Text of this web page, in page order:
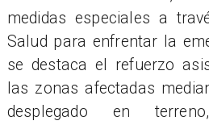
medidas especiales a
Salud para enfrentar la
se destaca el refuerzo
las zonas afectadas
desplegado en